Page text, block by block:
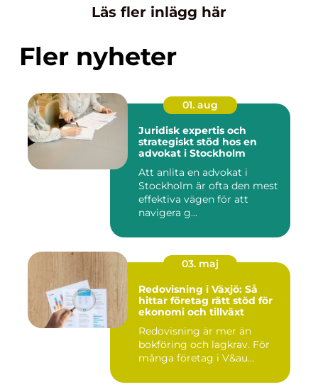
Läs fler inlägg här
Fler nyheter
01. aug
Juridisk expertis och
strategiskt stöd hos en
advokat i Stockholm
Att anlita en advokat i
Stockholm är ofta den mest
effektiva vägen för att
navigera g...
03. maj
Redovisning i Växjö: Så
hittar företag rätt stöd för
ekonomi och tillväxt
Redovisning är mer än
bokföring och lagkrav. För
många företag i V&au...